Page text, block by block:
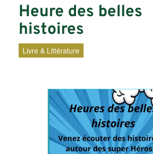
Heure des belles
histoires
Livre & Littérature